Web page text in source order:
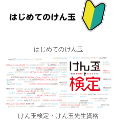
はじめてのけん玉
けん玉検定・けん玉先生資格